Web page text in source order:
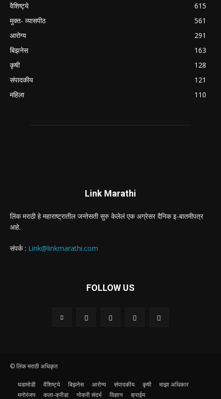
वैशिष्ट्ये
615
मुक्त- व्यासपीठ
561
आरोग्य
291
बिझनेस
163
कृषी
128
संपादकीय
121
महिला
110
Link Marathi
लिंक मराठी हे महाराष्ट्रातील जन्तेसती सुरु केलेलं एक अग्रेसर दैनिक इ-बातमीपत्र
आहे.
संपर्क : Link@linkmarathi.com
FOLLOW US
© लिंक मराठी अधिकृत
घडामोडी वैशिष्ट्ये बिझनेस आरोग्य संपादकीय कृषी
माझा अधिकार
मनोरंजन
कला-क्रीडा नोकरी संदर्भ विज्ञान क्राईम